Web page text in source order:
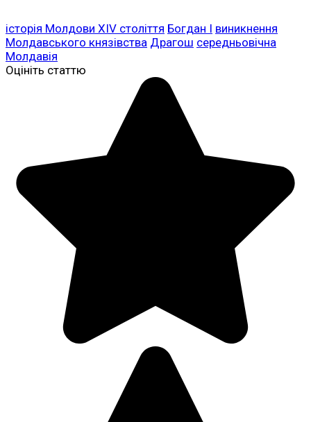
історія Молдови XIV століття Богдан I виникнення
Молдавського князівства Драгош середньовічна
Молдавія
Оцініть статтю